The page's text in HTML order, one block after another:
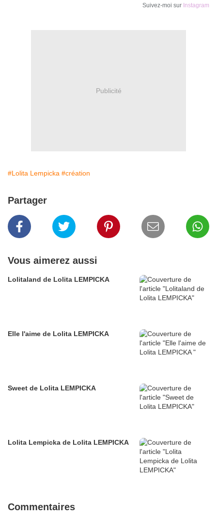
Suivez-moi sur Instagram
Publicité
#Lolita Lempicka #création
Partager
Vous aimerez aussi
Lolitaland de Lolita LEMPICKA
Elle l'aime de Lolita LEMPICKA
Sweet de Lolita LEMPICKA
Lolita Lempicka de Lolita LEMPICKA
Commentaires